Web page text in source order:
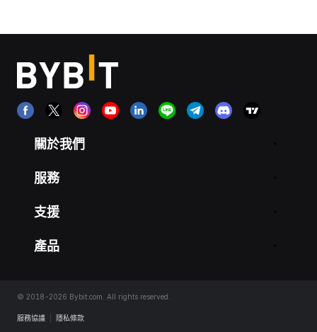
關於我們
服務
支援
產品
© 2018-2026 Bybit.com. All rights reserved.
服務協議 隱私條款